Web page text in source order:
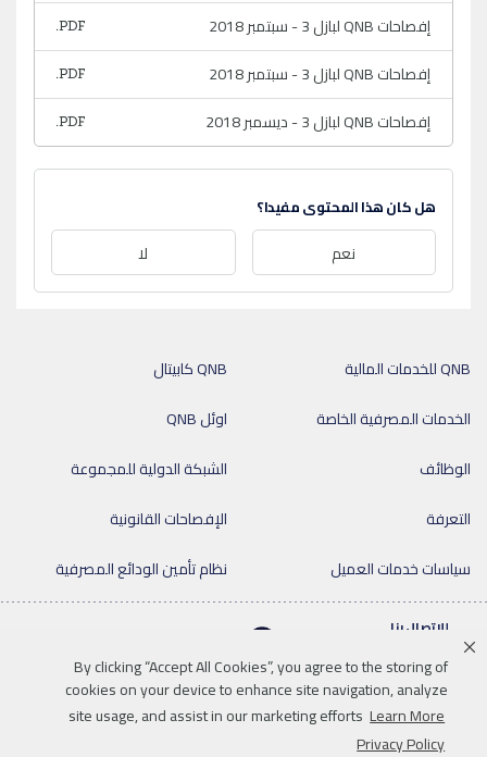
By clicking “Accept All Cookies”, you agree to the storing of
cookies on your device to enhance site navigation, analyze
site usage, and assist in our marketing efforts Learn More
Privacy Policy
إفصاحات QNB لبازل 3 - سبتمبر 2018
إفصاحات QNB لبازل 3 - سبتمبر 2018
إفصاحات QNB لبازل 3 - ديسمبر 2018
هل كان هذا المحتوى مفيدا؟
نعم لا
QNB كابيتال
QNB للخدمات المالية
اوئل QNB
الخدمات المصرفية الخاصة
الشبكة الدولية للمجموعة
الوظائف
الإفصاحات القانونية
التعرفة
نظام تأمين الودائع المصرفية
سياسات خدمات العميل
للإتصال بنا
LinkedinInstagramfacebooktwitteryoutube